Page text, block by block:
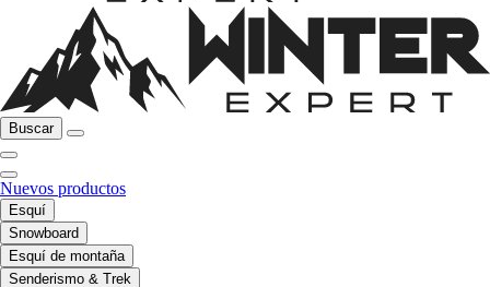
Buscar
Nuevos productos
Esquí
Snowboard
Esquí de montaña
Senderismo & Trek